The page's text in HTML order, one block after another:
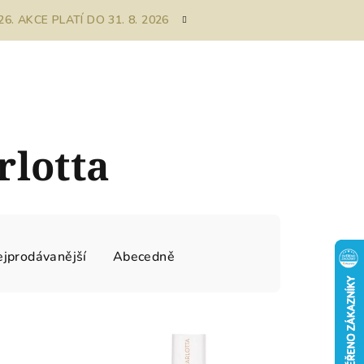
AKCE PLATÍ DO 31. 8. 2026
Abecedně